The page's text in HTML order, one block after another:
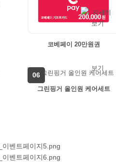
코베페이 20만원권
06
그린핑거 올인원 케어세트